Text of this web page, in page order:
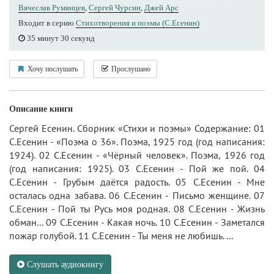
Вячеслав Румянцев, Сергей Чурсин, Джей Арс
Входит в серию Стихотворения и поэмы (С.Есенин)
35 минут 30 секунд
Хочу послушать Прослушано
Описание книги
Сергей Есенин. Сборник «Стихи и поэмы» Содержание: 01
С.Есенин - «Поэма о 36». Поэма, 1925 год (год написания:
1924). 02 С.Есенин - «Чёрный человек». Поэма, 1926 год
(год написания: 1925). 03 С.Есенин - Пой же пой. 04
С.Есенин - Грубым даётся радость. 05 С.Есенин - Мне
осталась одна забава. 06 С.Есенин - Письмо женщине. 07
С.Есенин - Пой ты Русь моя родная. 08 С.Есенин - Жизнь
обман... 09 С.Есенин - Какая ночь. 10 С.Есенин - Заметался
пожар голубой. 11 С.Есенин - Ты меня не любишь. ...
Слушать аудиокнигу